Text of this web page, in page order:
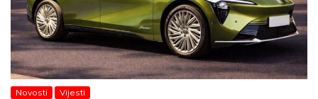
Novosti Vijesti